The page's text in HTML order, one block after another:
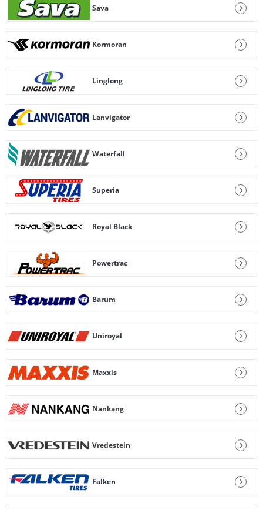
Sava
Kormoran
Linglong
Lanvigator
Waterfall
Superia
Royal Black
Powertrac
Barum
Uniroyal
Maxxis
Nankang
Vredestein
Falken